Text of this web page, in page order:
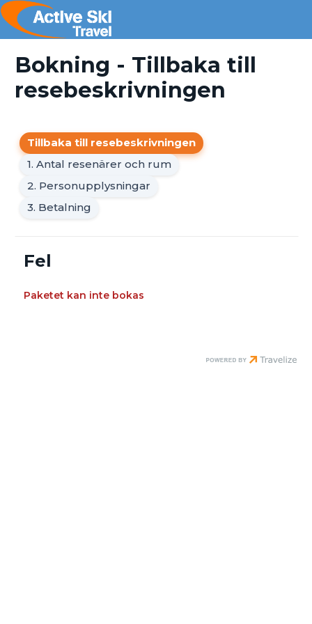
Bokning - Tillbaka till
resebeskrivningen
Tillbaka till resebeskrivningen
1. Antal resenärer och rum
2. Personupplysningar
3. Betalning
Fel
Paketet kan inte bokas